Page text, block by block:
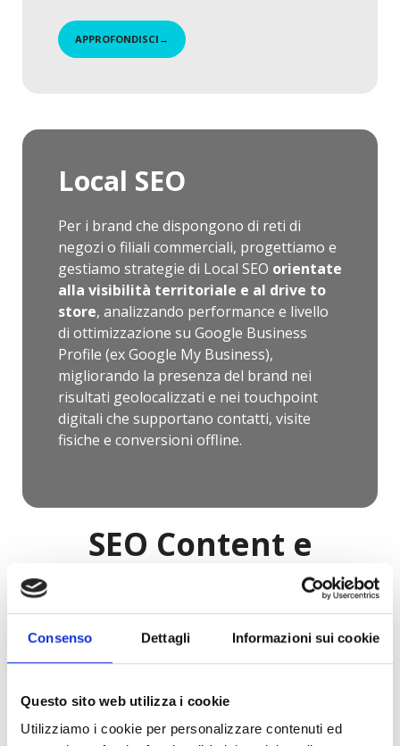
Consenso Dettagli Informazioni sui cookie
Questo sito web utilizza i cookie
Utilizziamo i cookie per personalizzare contenuti ed
APPROFONDISCI →
Local SEO
Per i brand che dispongono di reti di
negozi o filiali commerciali, progettiamo e
gestiamo strategie di Local SEO orientate
alla visibilità territoriale e al drive to
store, analizzando performance e livello
di ottimizzazione su Google Business
Profile (ex Google My Business),
migliorando la presenza del brand nei
risultati geolocalizzati e nei touchpoint
digitali che supportano contatti, visite
fisiche e conversioni offline.
SEO Content e
SEO Copywriting
Progettiamo e realizziamostrategie